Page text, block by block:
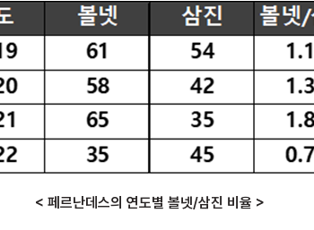
< 페르난데스의 연도별 볼넷/삼진 비율 >